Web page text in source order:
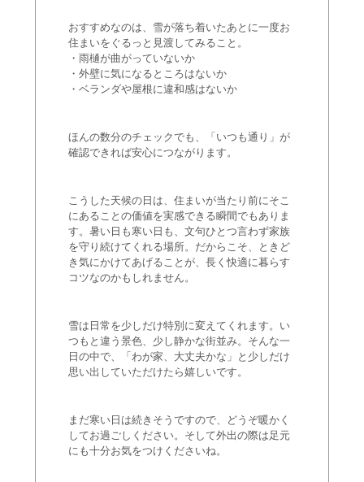
おすすめなのは、雪が落ち着いたあとに一度お
住まいをぐるっと見渡してみること。
・雨樋が曲がっていないか
・外壁に気になるところはないか
・ベランダや屋根に違和感はないか
ほんの数分のチェックでも、「いつも通り」が
確認できれば安心につながります。
こうした天候の日は、住まいが当たり前にそこ
にあることの価値を実感できる瞬間でもありま
す。暑い日も寒い日も、文句ひとつ言わず家族
を守り続けてくれる場所。だからこそ、ときど
き気にかけてあげることが、長く快適に暮らす
コツなのかもしれません。
雪は日常を少しだけ特別に変えてくれます。い
つもと違う景色、少し静かな街並み。そんな一
日の中で、「わが家、大丈夫かな」と少しだけ
思い出していただけたら嬉しいです。
まだ寒い日は続きそうですので、どうぞ暖かく
してお過ごしください。そして外出の際は足元
にも十分お気をつけくださいね。